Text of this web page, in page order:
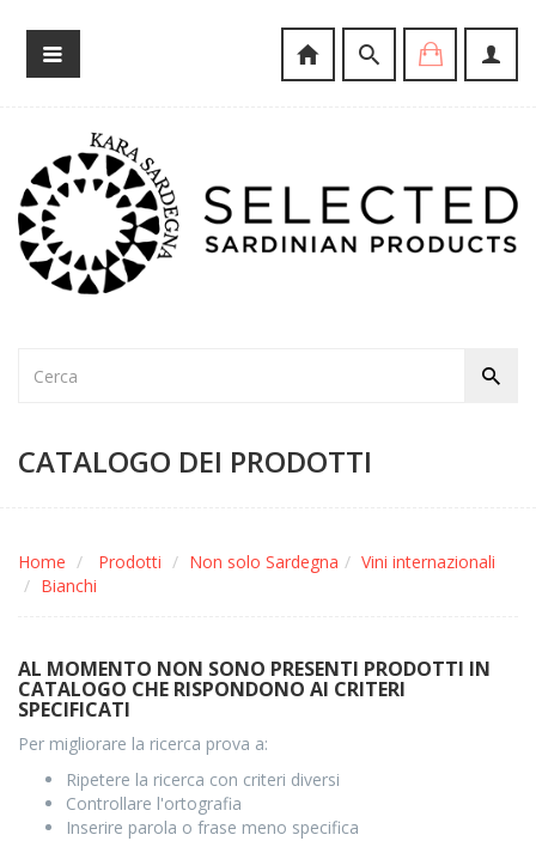
CATALOGO DEI PRODOTTI
Home Prodotti Non solo Sardegna
Vini internazionali
Bianchi
AL MOMENTO NON SONO PRESENTI PRODOTTI IN
CATALOGO CHE RISPONDONO AI CRITERI
SPECIFICATI
Per migliorare la ricerca prova a:
Ripetere la ricerca con criteri diversi
Controllare l'ortografia
Inserire parola o frase meno specifica